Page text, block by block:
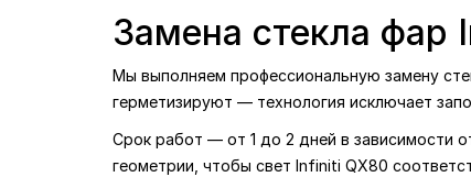
Замена стекла фар
Мы выполняем профессиональную замену
герметизируют — технология исключает
Срок работ — от 1 до 2 дней в зависимости
геометрии, чтобы свет Infiniti QX80